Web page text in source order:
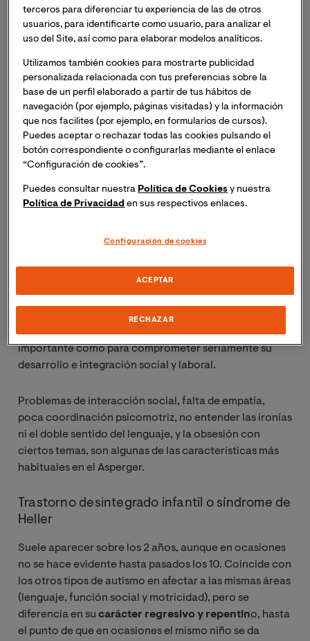
La característica diferencial de este tipo de autismo es
quese presenta casi con exclusividad en niñas y
tiene carácter regresivo. Las personas afectadas
progresivo del sistema nervioso que se manifiesta en
forma de alteraciones en la comunicación, la
cognición y la motricidad (tanto fina como gruesa)
alrededor de los 2 años. Estas niñas tienen un
desarrollo psicomotor normal, al menos en apariencia,
hasta entonces. De cualquier modo, diversos estudios
demuestran que, incluso en el periodo asintómático, se
produce una reducción del tono muscular (hipotonia).
ocasiones, tardío de diagnosticar, porque las personas
afectadas no tienen ningún tipo de discapacidad
se encuentra en el campo de las habilidades sociales
y el comportamiento, siendo lo suficientemente
importante como para comprometer seriamente su
desarrollo e integración social y laboral.
Problemas de interacción social, falta de empatía,
poca coordinación psicomotriz, no entender las ironías
ni el doble sentido del lenguaje, y la obsesión con
ciertos temas, son algunas de las características más
habituales en el Asperger.
Trastorno desintegrado infantil o síndrome de
Heller
Suele aparecer sobre los 2 años, aunque en ocasiones
no se hace evidente hasta pasados los 10. Coincide con
los otros tipos de autismo en afectar a las mismas áreas
(lenguaje, función social y motricidad), pero se
diferencia en su carácter regresivo y repentino, hasta
el punto de que en ocasiones el mismo niño se da
terceros para diferenciar tu experiencia de las de otros
usuarios, para identificarte como usuario, para analizar el
uso del Site, así como para elaborar modelos analíticos.
Utilizamos también cookies para mostrarte publicidad
personalizada relacionada con tus preferencias sobre la
base de un perfil elaborado a partir de tus hábitos de
navegación (por ejemplo, páginas visitadas) y la información
que nos facilites (por ejemplo, en formularios de cursos).
Puedes aceptar o rechazar todas las cookies pulsando el
botón correspondiente o configurarlas mediante el enlace
“Configuración de cookies”.
Puedes consultar nuestra Política de Cookies y nuestra
Política de Privacidad en sus respectivos enlaces.
Configuración de cookies
RECHAZAR
ACEPTAR